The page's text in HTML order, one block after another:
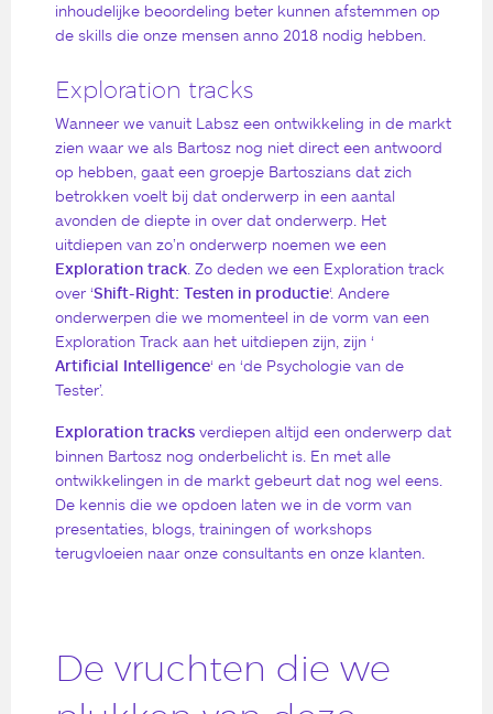
inhoudelijke beoordeling beter kunnen afstemmen op
de skills die onze mensen anno 2018 nodig hebben.
Exploration tracks
Wanneer we vanuit Labsz een ontwikkeling in de markt
zien waar we als Bartosz nog niet direct een antwoord
op hebben, gaat een groepje Bartoszians dat zich
betrokken voelt bij dat onderwerp in een aantal
avonden de diepte in over dat onderwerp. Het
uitdiepen van zo’n onderwerp noemen we een
Exploration track . Zo deden we een Exploration track
over ‘Shift-Right: Testen in productie‘. Andere
onderwerpen die we momenteel in de vorm van een
Exploration Track aan het uitdiepen zijn, zijn ‘
Artificial Intelligence‘ en ‘de Psychologie van de
Tester’.
Exploration tracks verdiepen altijd een onderwerp dat
binnen Bartosz nog onderbelicht is. En met alle
ontwikkelingen in de markt gebeurt dat nog wel eens.
De kennis die we opdoen laten we in de vorm van
presentaties, blogs, trainingen of workshops
terugvloeien naar onze consultants en onze klanten.
De vruchten die we